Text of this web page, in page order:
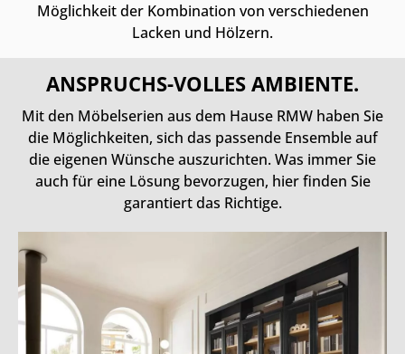
Möglichkeit der Kombination von verschiedenen
Lacken und Hölzern.
ANSPRUCHS-VOLLES AMBIENTE.
Mit den Möbelserien aus dem Hause RMW haben Sie
die Möglichkeiten, sich das passende Ensemble auf
die eigenen Wünsche auszurichten. Was immer Sie
auch für eine Lösung bevorzugen, hier finden Sie
garantiert das Richtige.